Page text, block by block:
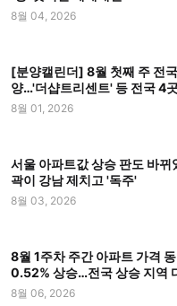
8월 04, 2026
[분양캘린더] 8월 첫째 주 전
양…'더샵트리센트' 등 전국 4
8월 01, 2026
서울 아파트값 상승 판도 바뀌
곽이 강남 제치고 '독주'
8월 03, 2026
8월 1주차 주간 아파트 가격
0.52% 상승…전국 상승 지역
8월 06, 2026